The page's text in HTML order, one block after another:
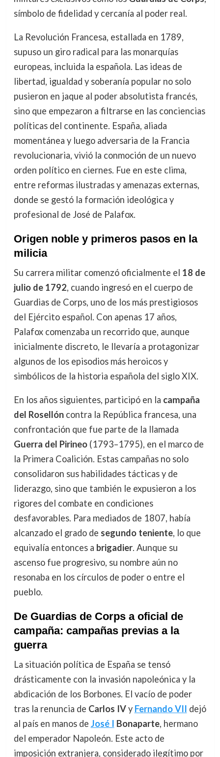
símbolo de fidelidad y cercanía al poder real.
La Revolución Francesa, estallada en 1789,
supuso un giro radical para las monarquías
europeas, incluida la española. Las ideas de
libertad, igualdad y soberanía popular no solo
pusieron en jaque al poder absolutista francés,
sino que empezaron a filtrarse en las conciencias
políticas del continente. España, aliada
momentánea y luego adversaria de la Francia
revolucionaria, vivió la conmoción de un nuevo
orden político en ciernes. Fue en este clima,
entre reformas ilustradas y amenazas externas,
donde se gestó la formación ideológica y
profesional de José de Palafox.
Origen noble y primeros pasos en la
milicia
Su carrera militar comenzó oficialmente el 18 de
julio de 1792, cuando ingresó en el cuerpo de
Guardias de Corps, uno de los más prestigiosos
del Ejército español. Con apenas 17 años,
Palafox comenzaba un recorrido que, aunque
inicialmente discreto, le llevaría a protagonizar
algunos de los episodios más heroicos y
simbólicos de la historia española del siglo XIX.
En los años siguientes, participó en la campaña
del Rosellóncontra la República francesa, una
confrontación que fue parte de la llamada
Guerra del Pirineo(1793–1795), en el marco de
la Primera Coalición. Estas campañas no solo
consolidaron sus habilidades tácticas y de
liderazgo, sino que también le expusieron a los
rigores del combate en condiciones
desfavorables. Para mediados de 1807, había
alcanzado el grado de segundo teniente, lo que
equivalía entonces a brigadier. Aunque su
ascenso fue progresivo, su nombre aún no
resonaba en los círculos de poder o entre el
pueblo.
De Guardias de Corps a oficial de
campaña: campañas previas a la
guerra
La situación política de España se tensó
drásticamente con la invasión napoleónica y la
abdicación de los Borbones. El vacío de poder
tras la renuncia de Carlos IVy Fernando VII dejó
al país en manos de José I Bonaparte, hermano
del emperador Napoleón. Este acto de
imposición extranjera, considerado ilegítimo por